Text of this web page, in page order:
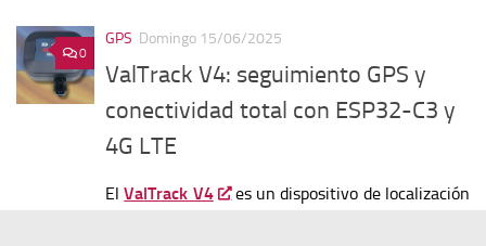
0
GPS Domingo 15/06/2025
ValTrack V4: seguimiento GPS y
conectividad total con ESP32-C3 y
4G LTE
ElValTrack V4
es un dispositivo de localización